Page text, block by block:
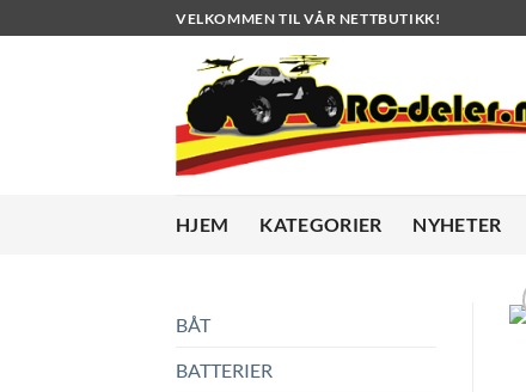
to
VELKOMMEN TIL VÅR NETTBUTIKK!
HJEM KATEGORIER NYHETER
BÅT
BATTERIER